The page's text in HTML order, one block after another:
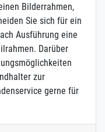
Bilderrahmen,
Sie sich für ein
Ausführung eine
Darüber
zur
gerne für